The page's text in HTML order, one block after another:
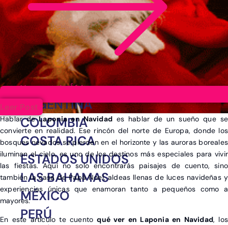
Ver post de África
ARGENTINA
COLOMBIA
COSTA RICA
ESTADOS UNIDOS
LAS BAHAMAS
MÉXICO
PERÚ
Leer Post
Hablar deLaponia en Navidad es hablar de un sueño que se
convierte en realidad. Ese rincón del norte de Europa, donde los
bosques nevados se pierden en el horizonte y las auroras boreales
iluminan el cielo, es uno de los destinos más especiales para vivir
las fiestas. Aquí no solo encontrarás paisajes de cuento, sino
también la casa de Papá Noel, aldeas llenas de luces navideñas y
experiencias únicas que enamoran tanto a pequeños como a
mayores.
En este artículo te cuentoqué ver en Laponia en Navidad, los